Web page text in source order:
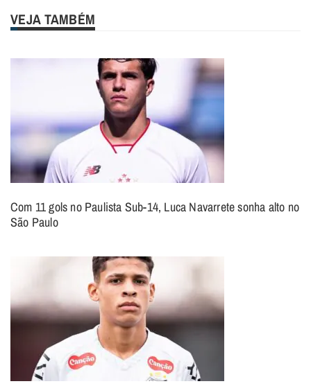
VEJA TAMBÉM
Com 11 gols no Paulista Sub-14, Luca Navarrete sonha alto no
São Paulo